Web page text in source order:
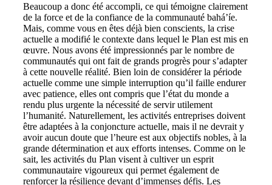
Beaucoup a donc été accompli, ce qui témoigne clairement
de la force et de la confiance de la communauté bahá’íe.
Mais, comme vous en êtes déjà bien conscients, la crise
actuelle a modifié le contexte dans lequel le Plan est mis en
œuvre. Nous avons été impressionnés par le nombre de
communautés qui ont fait de grands progrès pour s’adapter
à cette nouvelle réalité. Bien loin de considérer la période
actuelle comme une simple interruption qu’il faille endurer
avec patience, elles ont compris que l’état du monde a
rendu plus urgente la nécessité de servir utilement
l’humanité. Naturellement, les activités entreprises doivent
être adaptées à la conjoncture actuelle, mais il ne devrait y
avoir aucun doute que l’heure est aux objectifs nobles, à la
grande détermination et aux efforts intenses. Comme on le
sait, les activités du Plan visent à cultiver un esprit
communautaire vigoureux qui permet également de
renforcer la résilience devant d’immenses défis. Les